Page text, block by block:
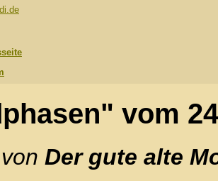
vom
Der gute alte